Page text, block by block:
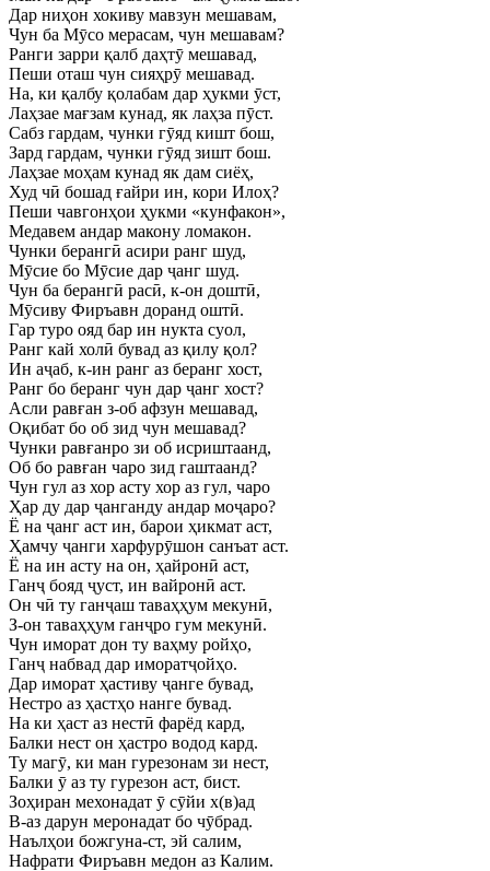
Дар ниҳон хокиву мавзун мешавам,
Чун ба Мӯсо мерасам, чун мешавам?
Ранги зарри қалб даҳтӯ мешавад,
Пеши оташ чун сияҳрӯ мешавад.
На, ки қалбу қолабам дар ҳукми ӯст,
Лаҳзае мағзам кунад, як лаҳза пӯст.
Сабз гардам, чунки гӯяд кишт бош,
Зард гардам, чунки гӯяд зишт бош.
Лаҳзае моҳам кунад як дам сиёҳ,
Худ чӣ бошад ғайри ин, кори Илоҳ?
Пеши чавгонҳои ҳукми «кунфакон»,
Медавем андар макону ломакон.
Чунки берангӣ асири ранг шуд,
Мӯсие бо Мӯсие дар ҷанг шуд.
Чун ба берангӣ расӣ, к-он доштӣ,
Мӯсиву Фиръавн доранд оштӣ.
Гар туро ояд бар ин нукта суол,
Ранг кай холӣ бувад аз қилу қол?
Ин аҷаб, к-ин ранг аз беранг хост,
Ранг бо беранг чун дар ҷанг хост?
Асли равған з-об афзун мешавад,
Оқибат бо об зид чун мешавад?
Чунки равғанро зи об исриштаанд,
Об бо равған чаро зид гаштаанд?
Чун гул аз хор асту хор аз гул, чаро
Ҳар ду дар ҷанганду андар моҷаро?
Ё на ҷанг аст ин, барои ҳикмат аст,
Ҳамчу ҷанги харфурӯшон санъат аст.
Ё на ин асту на он, ҳайронӣ аст,
Ганҷ бояд ҷуст, ин вайронӣ аст.
Он чӣ ту ганҷаш таваҳҳум мекунӣ,
З-он таваҳҳум ганҷро гум мекунӣ.
Чун иморат дон ту ваҳму ройҳо,
Ганҷ набвад дар иморатҷойҳо.
Дар иморат ҳастиву ҷанге бувад,
Нестро аз ҳастҳо нанге бувад.
На ки ҳаст аз нестӣ фарёд кард,
Балки нест он ҳастро водод кард.
Ту магӯ, ки ман гурезонам зи нест,
Балки ӯ аз ту гурезон аст, бист.
Зоҳиран мехонадат ӯ сӯйи х(в)ад
В-аз дарун меронадат бо чӯбрад.
Наълҳои божгуна-ст, эй салим,
Нафрати Фиръавн медон аз Калим.